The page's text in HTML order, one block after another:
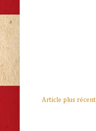
Article plus récent